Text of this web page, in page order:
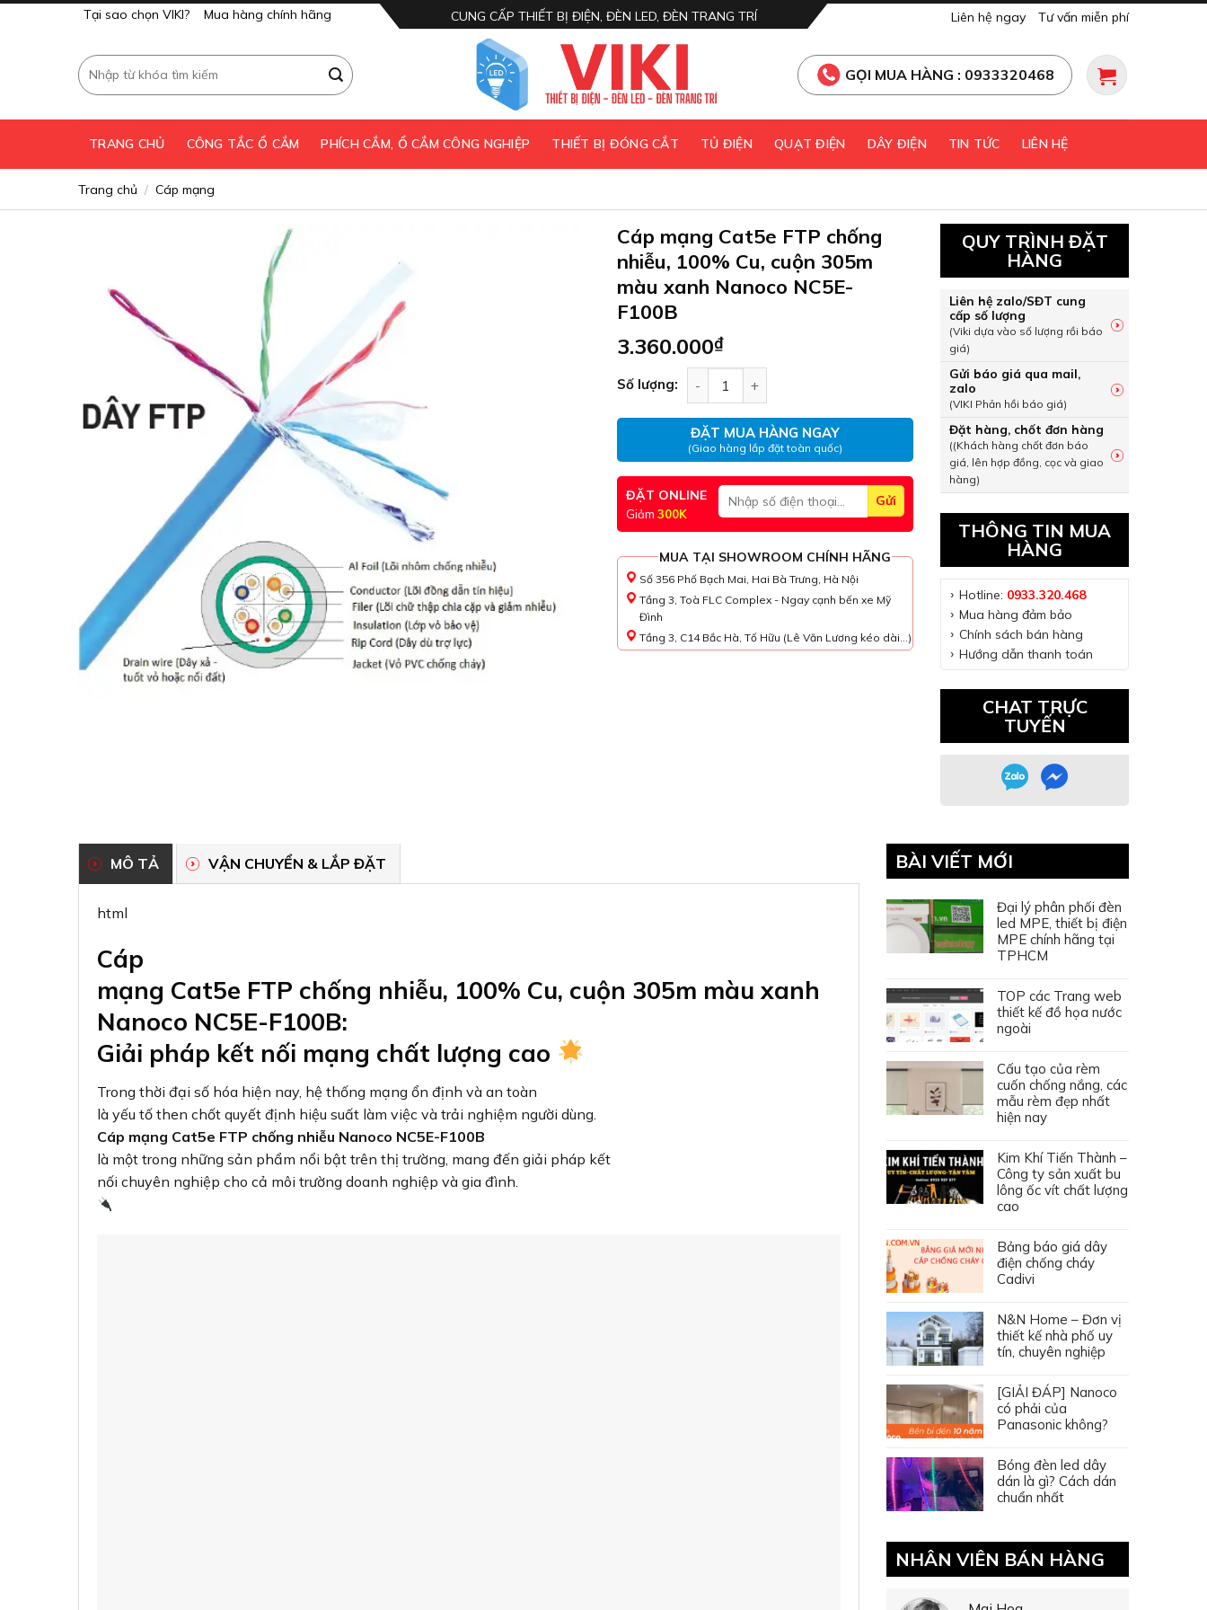
Tại sao chọn VIKI? Mua hàng chính hãng CUNG CẤP THIẾT BỊ ĐIỆN, ĐÈN LED, ĐÈN TRANG TRÍ Liên hệ ngay Tư vấn miễn phí
Tìm
kiếm:
GỌI MUA HÀNG : 0933320468
TRANG CHỦ CÔNG TẮC Ổ CẮM PHÍCH CẮM, Ổ CẮM CÔNG NGHIỆP THIẾT BỊ ĐÓNG CẮT TỦ ĐIỆN QUẠT ĐIỆN DÂY ĐIỆN TIN TỨC LIÊN HỆ
Trang chủ / Cáp mạng
Cáp mạng Cat5e FTP chống
nhiễu, 100% Cu, cuộn 305m
màu xanh Nanoco NC5E-
F100B
3.360.000₫
Số lượng: Cáp mạng Cat5e FTP chống nhiễu, 100% Cu, cuộn 305m màu xanh Nanoco
ĐẶT MUA HÀNG NGAY
(Giao hàng lắp đặt toàn quốc)
ĐẶT ONLINE
Giảm 300K
MUA TẠI SHOWROOM CHÍNH HÃNG
Số 356 Phố Bạch Mai, Hai Bà Trưng, Hà Nội
Tầng 3, Toà FLC Complex - Ngay cạnh bến xe Mỹ
Đình
Tầng 3, C14 Bắc Hà, Tố Hữu (Lê Văn Lương kéo dài...)
QUY TRÌNH ĐẶT
HÀNG
Liên hệ zalo/SĐT cung
cấp số lượng
(Viki dựa vào số lượng rồi báo
giá)
Gửi báo giá qua mail,
zalo
(VIKI Phản hồi báo giá)
Đặt hàng, chốt đơn hàng
((Khách hàng chốt đơn báo
giá, lên hợp đồng, cọc và giao
hàng)
THÔNG TIN MUA
HÀNG
Hotline: 0933.320.468
Mua hàng đảm bảo
Chính sách bán hàng
Hướng dẫn thanh toán
CHAT TRỰC
TUYẾN
MÔ TẢ VẬN CHUYỂN & LẮP ĐẶT
html
Cáp
mạng Cat5e FTP chống nhiễu, 100% Cu, cuộn 305m màu xanh
Nanoco NC5E-F100B:
Giải pháp kết nối mạng chất lượng cao
Trong thời đại số hóa hiện nay, hệ thống mạng ổn định và an toàn
là yếu tố then chốt quyết định hiệu suất làm việc và trải nghiệm người dùng.
Cáp mạng Cat5e FTP chống nhiễu Nanoco NC5E-F100B
là một trong những sản phẩm nổi bật trên thị trường, mang đến giải pháp kết
nối chuyên nghiệp cho cả môi trường doanh nghiệp và gia đình.
BÀI VIẾT MỚI
Đại lý phân phối đèn
led MPE, thiết bị điện
MPE chính hãng tại
TPHCM
TOP các Trang web
thiết kế đồ họa nước
ngoài
Cấu tạo của rèm
cuốn chống nắng, các
mẫu rèm đẹp nhất
hiện nay
Kim Khí Tiến Thành –
Công ty sản xuất bu
lông ốc vít chất lượng
cao
Bảng báo giá dây
điện chống cháy
Cadivi
N&N Home – Đơn vị
thiết kế nhà phố uy
tín, chuyên nghiệp
[GIẢI ĐÁP] Nanoco
có phải của
Panasonic không?
Bóng đèn led dây
dán là gì? Cách dán
chuẩn nhất
NHÂN VIÊN BÁN HÀNG